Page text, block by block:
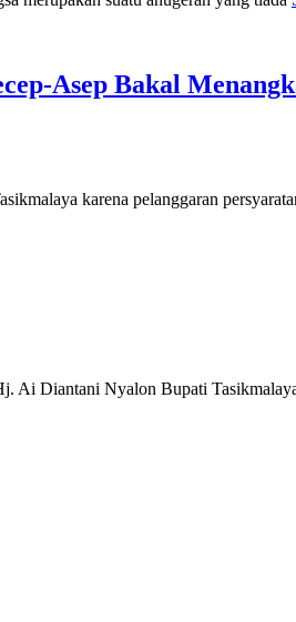
Asep Bakal
karena pelanggaran
Ai Diantani Nyalon Bupati